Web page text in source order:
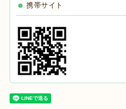
携帯サイト